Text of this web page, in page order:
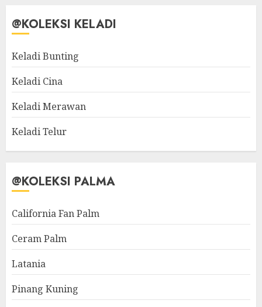
@KOLEKSI KELADI
Keladi Bunting
Keladi Cina
Keladi Merawan
Keladi Telur
@KOLEKSI PALMA
California Fan Palm
Ceram Palm
Latania
Pinang Kuning